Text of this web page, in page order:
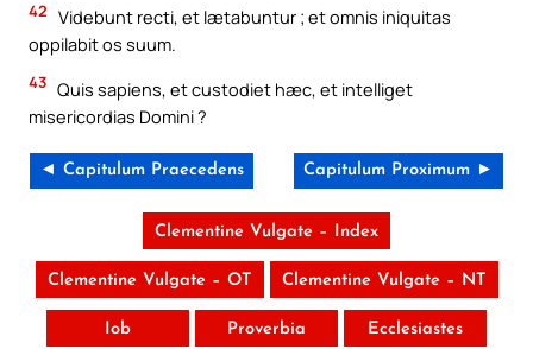
42 Videbunt recti, et lætabuntur ; et omnis iniquitas
oppilabit os suum.
43 Quis sapiens, et custodiet hæc, et intelliget
misericordias Domini ?
◄ Capitulum Praecedens Capitulum Proximum ►
Clementine Vulgate – Index
Clementine Vulgate – OT Clementine Vulgate – NT
Iob Proverbia Ecclesiastes